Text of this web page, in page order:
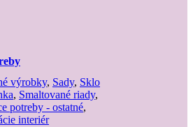
výrobky, Sady, Sklo
, Smaltované riady,
potreby - ostatné,
interiér